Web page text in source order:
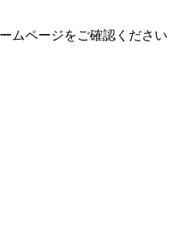
ムページをご確認ください